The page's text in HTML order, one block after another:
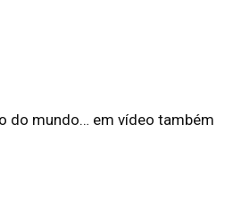
do mundo… em vídeo também